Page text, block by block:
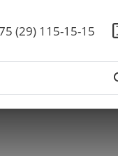
(29) 115-15-15